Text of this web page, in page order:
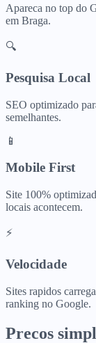
Apareca no top do
em Braga.
🔍
Pesquisa Local
SEO optimizado
semelhantes.
📱
Mobile First
Site 100%
locais acontecem.
⚡
Velocidade
Sites rapidos
ranking no Google.
Precos